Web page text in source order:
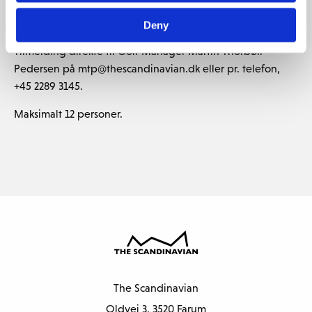
Deny
Tilmelding direkte til Golf Manager Martin Thorbøll
Pedersen på mtp@thescandinavian.dk eller pr. telefon,
+45 2289 3145.
Maksimalt 12 personer.
The Scandinavian
Oldvej 3, 3520 Farum